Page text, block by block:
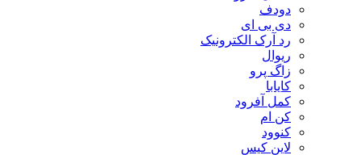
دودف
دی بی ای
رد آرک الکترونیک
ریوال
زاگ پرو
کایابا
کمل آفرود
کن ام
کنوود
لاین کیس